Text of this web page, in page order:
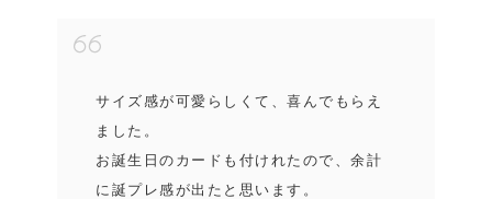
サイズ感が可愛らしくて、喜んでもらえ
ました。
お誕生日のカードも付けれたので、余計
に誕プレ感が出たと思います。